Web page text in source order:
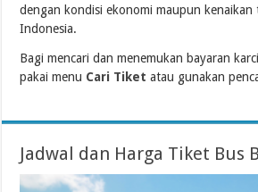
dengan kondisi ekonomi maupun kenaikan
Indonesia.
Bagi mencari dan menemukan bayaran
pakai menu Cari Tiket atau gunakan
Jadwal dan Harga Tiket Bus